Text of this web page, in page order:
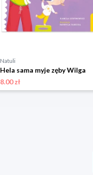
Natuli
Hela sama myje zęby Wilga
8.00 zł